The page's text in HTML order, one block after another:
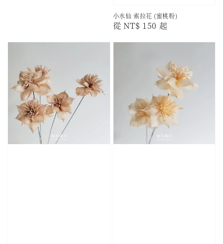
小水仙 索拉花 (蜜桃粉)
Regular
從 NT$ 150 起